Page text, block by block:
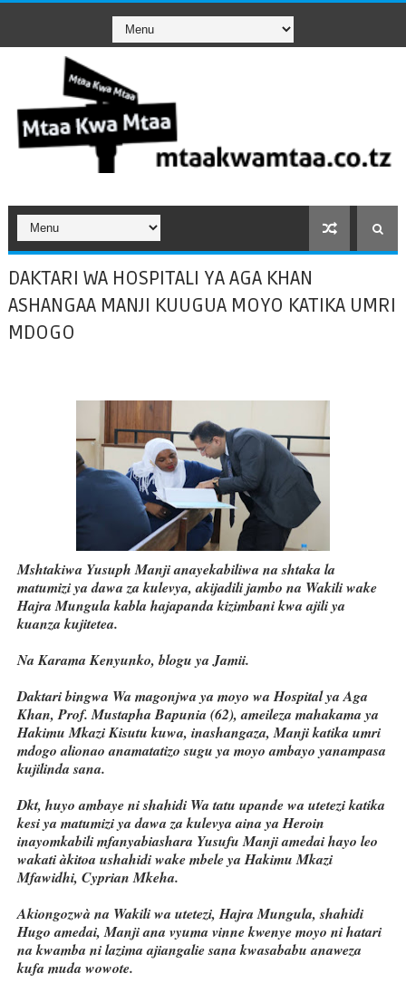
DAKTARI WA HOSPITALI YA AGA KHAN
ASHANGAA MANJI KUUGUA MOYO KATIKA UMRI
MDOGO
Mshtakiwa Yusuph Manji anayekabiliwa na shtaka la
matumizi ya dawa za kulevya, akijadili jambo na Wakili wake
Hajra Mungula kabla hajapanda kizimbani kwa ajili ya
kuanza kujitetea.
Na Karama Kenyunko, blogu ya Jamii.
Daktari bingwa Wa magonjwa ya moyo wa Hospital ya Aga
Khan, Prof. Mustapha Bapunia (62), ameileza mahakama ya
Hakimu Mkazi Kisutu kuwa, inashangaza, Manji katika umri
mdogo alionao anamatatizo sugu ya moyo ambayo yanampasa
kujilinda sana.
Dkt, huyo ambaye ni shahidi Wa tatu upande wa utetezi katika
kesi ya matumizi ya dawa za kulevya aina ya Heroin
inayomkabili mfanyabiashara Yusufu Manji amedai hayo leo
wakati àkitoa ushahidi wake mbele ya Hakimu Mkazi
Mfawidhi, Cyprian Mkeha.
Akiongozwà na Wakili wa utetezi, Hajra Mungula, shahidi
Hugo amedai, Manji ana vyuma vinne kwenye moyo ni hatari
na kwamba ni lazima ajiangalie sana kwasababu anaweza
kufa muda wowote.